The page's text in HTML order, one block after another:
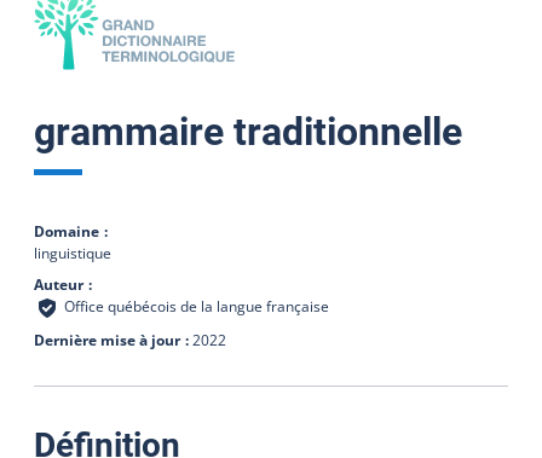
grammaire traditionnelle
Domaine
linguistique
Auteur
Office québécois de la langue française
Dernière mise à jour 2022
Définition